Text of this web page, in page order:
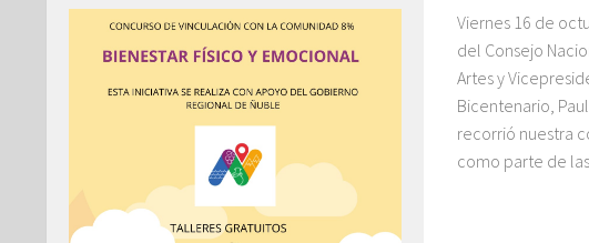
Viernes 16 de
del Consejo
Artes y
Bicentenario,
recorrió nuestra
como parte de las...